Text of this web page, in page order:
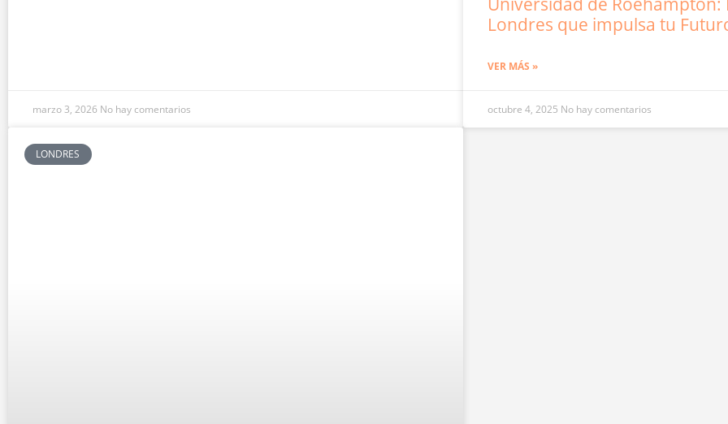
marzo 3, 2026 No hay comentarios
Londres que impulsa tu
VER MÁS »
octubre 4, 2025 No hay comentarios
LONDRES